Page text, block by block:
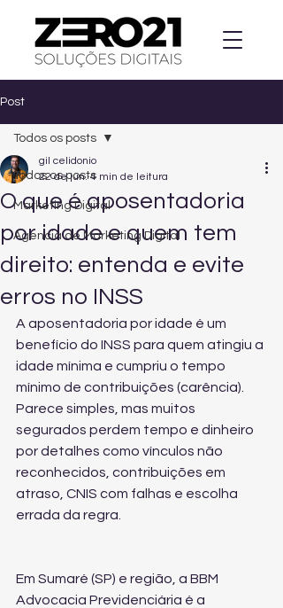
Post
Todos os posts
Marketing Digital
Agencia de Marketing Digital
Todos os posts
O que é aposentadoria
por idade e quem tem
direito: entenda e evite
erros no INSS
gil celidonio
22 de jun. 4 min de leitura
A aposentadoria por idade é um
benefício do INSS para quem atingiu a
idade mínima e cumpriu o tempo
mínimo de contribuições (carência).
Parece simples, mas muitos
segurados perdem tempo e dinheiro
por detalhes como vínculos não
reconhecidos, contribuições em
atraso, CNIS com falhas e escolha
errada da regra.
Em Sumaré (SP) e região, a BBM
Advocacia Previdenciária é a